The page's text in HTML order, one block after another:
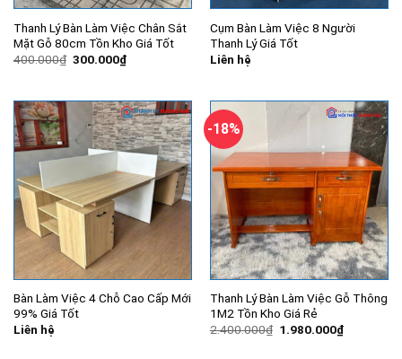
Thanh Lý Bàn Làm Việc Chân Sắt
Mặt Gỗ 80cm Tồn Kho Giá Tốt
400.000₫ Giá
300.000₫Giá
hiện
300.000₫.
Cụm Bàn Làm Việc 8 Người
Thanh Lý Giá Tốt
Liên hệ
Bàn Làm Việc 4 Chỗ Cao Cấp Mới
99% Giá Tốt
Liên hệ
-18%
Thanh Lý Bàn Làm Việc Gỗ Thông
1M2 Tồn Kho Giá Rẻ
2.400.000₫ Giá
1.980.000₫Giá
hiện